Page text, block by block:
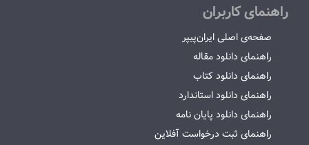
راهنمای کاربران
صفحه‌ی اصلی ایران‌پیپر
راهنمای دانلود مقاله
راهنمای دانلود کتاب
راهنمای دانلود استاندارد
راهنمای دانلود پایان نامه
راهنمای ثبت درخواست آفلاین